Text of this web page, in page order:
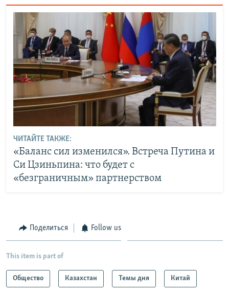
ЧИТАЙТЕ ТАКЖЕ:
«Баланс сил изменился». Встреча Путина и
Си Цзиньпина: что будет с
«безграничным» партнерством
Поделиться Follow us
This item is part of
Общество Казахстан Темы дня Китай